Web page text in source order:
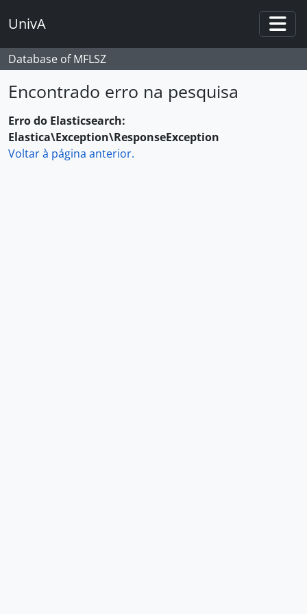
UnivA
Database of MFLSZ
Encontrado erro na pesquisa
Erro do Elasticsearch:
Elastica\Exception\ResponseException
Voltar à página anterior.